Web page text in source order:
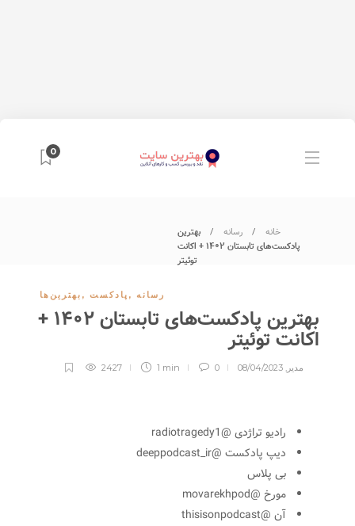
0
خانه رسانه
بهترین
پادکست‌های تابستان ۱۴۰۲ + اکانت
توئیتر
بهترین‌ها , پادکست , رسانه
بهترین پادکست‌های تابستان ۱۴۰۲ +
اکانت توئیتر
مدیر ,
08/04/2023
0
1 min
2427
رادیو تراژدی @radiotragedy1
دیپ پادکست @deeppodcast_ir
بی پلاس
مورخ @movarekhpod
آن @thisisonpodcast